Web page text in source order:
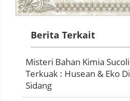
Berita Terkait
Misteri Bahan Kimia
Terkuak : Husean & Eko
Sidang